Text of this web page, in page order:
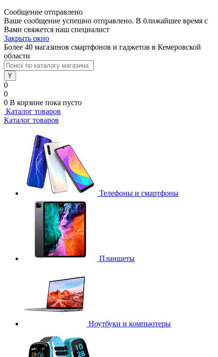
Сообщение отправлено
Ваше сообщение успешно отправлено. В ближайшее время с
Вами свяжется наш специалист
Закрыть окно
Более 40 магазинов смартфонов и гаджетов в Кемеровской
области
0
0
0 В корзине пока пусто
Каталог товаров
Каталог товаров
Телефоны и смартфоны
Планшеты
Ноутбуки и компьютеры